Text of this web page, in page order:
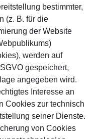
bestimmter,
(z. B. für die
der Website
werden auf
gespeichert,
angegeben wird.
Interesse an
Cookies zur technisch
seiner Dienste.
von Cookies